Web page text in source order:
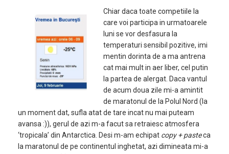
Chiar daca toate competiile la
care voi participa in urmatoarele
luni se vor desfasura la
temperaturi sensibil pozitive, imi
mentin dorinta de a ma antrena
cat mai mult in aer liber, cel putin
la partea de alergat. Daca vantul
de acum doua zile mi-a amintit
de maratonul de la Polul Nord (la
un moment dat, sufla atat de tare incat nu mai puteam
avansa :)), gerul de azi m-a facut sa retraiesc atmosfera
‘tropicala’ din Antarctica. Desi m-am echipat copy + pasteca
la maratonul de pe continentul inghetat, azi dimineata mi-a